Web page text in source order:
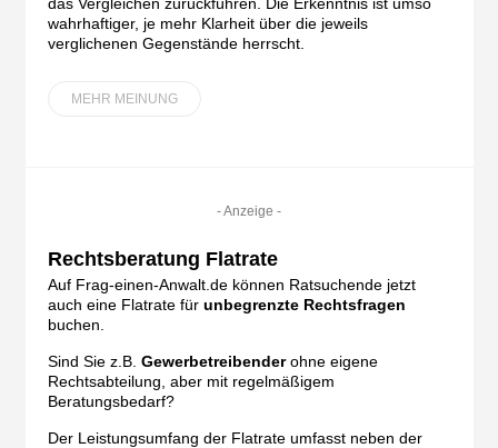
wahrhaftiger, je mehr Klarheit über die jeweils
verglichenen Gegenstände herrscht.
MEHR MEINUNG
- Anzeige -
Rechtsberatung Flatrate
Auf Frag-einen-Anwalt.de können Ratsuchende jetzt
auch eine Flatrate für unbegrenzte Rechtsfragen
buchen.
Sind Sie z.B. Gewerbetreibenderohne eigene
Rechtsabteilung, aber mit regelmäßigem
Beratungsbedarf?
Der Leistungsumfang der Flatrate umfasst neben der